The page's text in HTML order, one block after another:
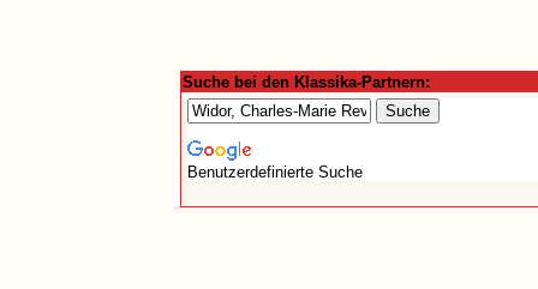
Suche bei den Klassika-Partnern:
Benutzerdefinierte Suche